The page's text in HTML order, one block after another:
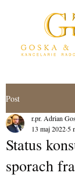
Post
Status
sporach
r.pr. Adrian
13 maj 2022 5